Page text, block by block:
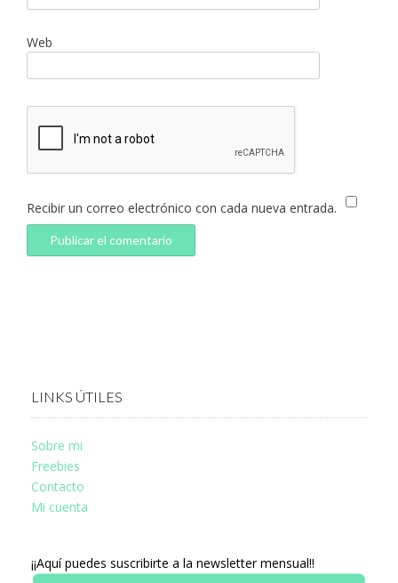
Web
Recibir un correo electrónico con cada nueva entrada.
LINKS ÚTILES
Sobre mi
Freebies
Contacto
Mi cuenta
¡¡Aquí puedes suscribirte a la newsletter mensual!!